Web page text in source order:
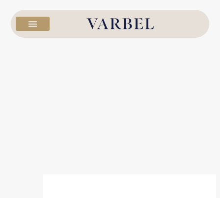
contenido